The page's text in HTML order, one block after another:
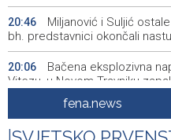
20:46
Miljanović i Suljić
bh. predstavnici okončali
20:06
Bačena eksplozivna
Vitezu, u Novom Travniku
Galerija ULUPUBiH
predstavlja novi izlagački
fena.news